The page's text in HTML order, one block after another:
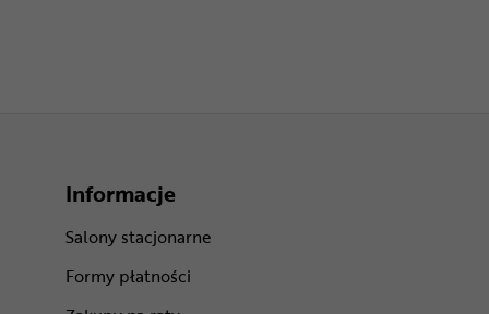
Informacje
Salony stacjonarne
Formy płatności